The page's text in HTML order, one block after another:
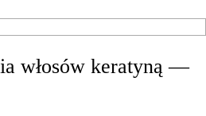
włosów keratyną —